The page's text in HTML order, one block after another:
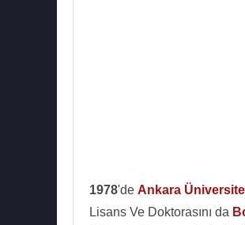
1978'de Ankara
Lisans Ve Doktorasını da